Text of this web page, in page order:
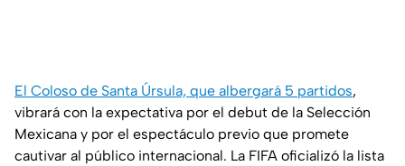
El Coloso de Santa Úrsula, que albergará 5 partidos,
vibrará con la expectativa por el debut de la Selección
Mexicana y por el espectáculo previo que promete
cautivar al público internacional. La FIFA oficializó la lista